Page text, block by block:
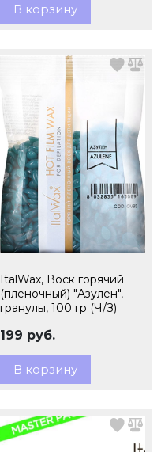
В корзину
ItalWax, Воск горячий
(пленочный) "Азулен",
гранулы, 100 гр (Ч/З)
199 руб.
В корзину